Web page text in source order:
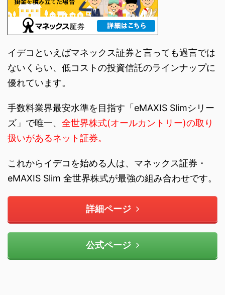
イデコといえばマネックス証券と言っても過言では
ないくらい、低コストの投資信託のラインナップに
優れています。
手数料業界最安水準を目指す「eMAXIS Slimシリー
ズ」で唯一、 全世界株式(オールカントリー)の取り
扱いがあるネット証券。
これからイデコを始める人は、マネックス証券・
eMAXIS Slim 全世界株式が最強の組み合わせです。
詳細ページ
公式ページ